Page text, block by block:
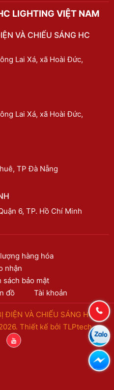
LIGHTING VIỆT NAM
VÀ CHIẾU SÁNG HC
Lai Xá, xã Hoài Đức,
Lai Xá, xã Hoài Đức,
TP Đà Nẵng
6, TP. Hồ Chí Minh
hàng hóa
nhận
sách bảo mật
đồ Tài khoản
ĐIỆN VÀ CHIẾU SÁNG HC
Thiết kế bởi TLPtech